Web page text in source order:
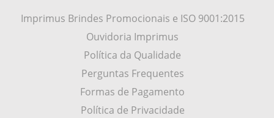
Imprimus Brindes Promocionais e ISO 9001:2015
Ouvidoria Imprimus
Política da Qualidade
Perguntas Frequentes
Formas de Pagamento
Política de Privacidade